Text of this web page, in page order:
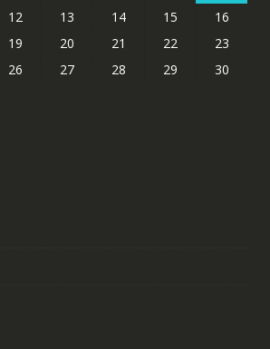
12 13 14 15
16
19 20 21 22
23
26 27 28 29
30